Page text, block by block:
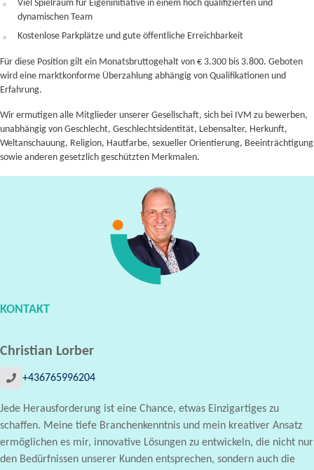
Viel Spielraum für Eigeninitiative in einem hoch qualifizierten und
dynamischen Team
Kostenlose Parkplätze und gute öffentliche Erreichbarkeit
Für diese Position gilt ein Monatsbruttogehalt von € 3.300 bis 3.800. Geboten
wird eine marktkonforme Überzahlung abhängig von Qualifikationen und
Erfahrung.
Wir ermutigen alle Mitglieder unserer Gesellschaft, sich bei IVM zu bewerben,
unabhängig von Geschlecht, Geschlechtsidentität, Lebensalter, Herkunft,
Weltanschauung, Religion, Hautfarbe, sexueller Orientierung, Beeinträchtigung
sowie anderen gesetzlich geschützten Merkmalen.
KONTAKT
Christian Lorber
+436765996204
Jede Herausforderung ist eine Chance, etwas Einzigartiges zu
schaffen. Meine tiefe Branchenkenntnis und mein kreativer Ansatz
ermöglichen es mir, innovative Lösungen zu entwickeln, die nicht nur
den Bedürfnissen unserer Kunden entsprechen, sondern auch die